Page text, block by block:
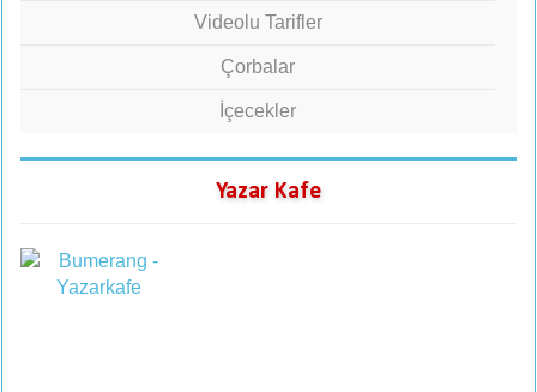
Videolu Tarifler
Çorbalar
İçecekler
Yazar Kafe